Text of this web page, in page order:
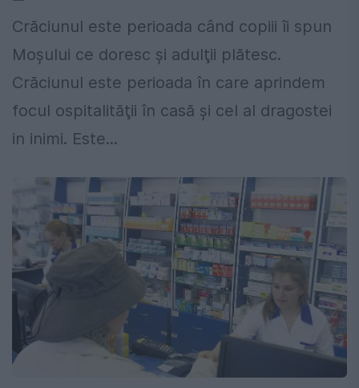
Crăciunul este perioada când copiii îi spun
Moşului ce doresc şi adulţii plătesc.
Crăciunul este perioada în care aprindem
focul ospitalităţii în casă şi cel al dragostei
in inimi. Este...